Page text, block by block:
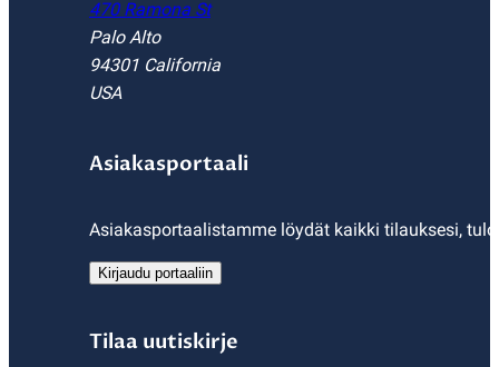
470 Ramona St
Palo Alto
94301 California
USA
Asiakasportaali
Asiakasportaalistamme löydät kaikki tilauksesi,
Kirjaudu portaaliin
Tilaa uutiskirje